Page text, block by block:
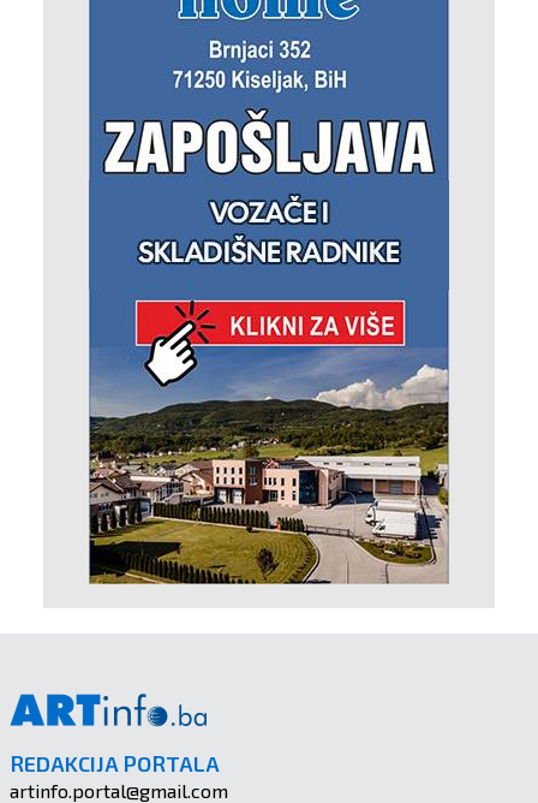
REDAKCIJA PORTALA
artinfo.portal@gmail.com